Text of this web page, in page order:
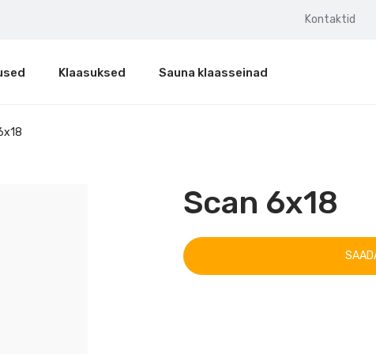
Kontaktid
Klaasuksed Sauna klaasseinad
Scan 6x18